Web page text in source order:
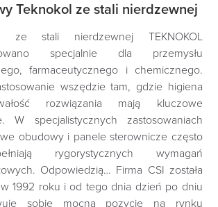
Teknokol ze stali nierdzewnej
ze stali nierdzewnej TEKNOKOL
specjalnie dla przemysłu
farmaceutycznego i chemicznego.
wszędzie tam, gdzie higiena
rozwiązania mają kluczowe
W specjalistycznych zastosowaniach
obudowy i panele sterownicze często
rygorystycznych wymagań
Odpowiedzią… Firma CSI została
w 1992 roku i od tego dnia dzień po dniu
sobie mocną pozycję na rynku